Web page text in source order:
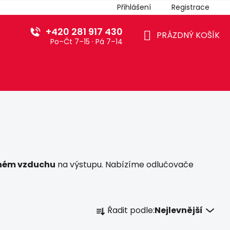
Přihlášení Registrace
PRÁZDNÝ KOŠÍK
+420 281 917 430
Po–Čt 7–15 · Pá 7–14
vzduchu na výstupu. Nabízíme odlučovače
a Řadit podle:Nejlevnější